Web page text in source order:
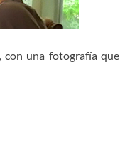
con una fotografía que